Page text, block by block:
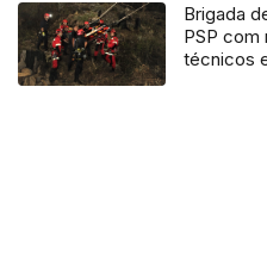
Brigada
PSP
técnicos